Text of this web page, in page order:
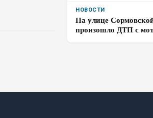
НОВОСТИ
На улице
произошло ДТП с